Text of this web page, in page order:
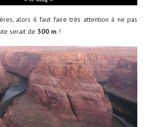
alors il faut faire très attention à ne pas
serait de 300 m !